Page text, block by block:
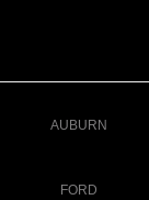
AUBURN
FORD